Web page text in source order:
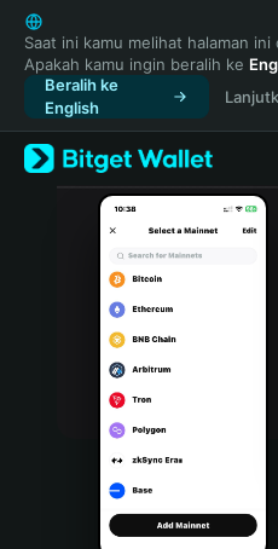
English
日本語
Tiếng Việt
Русский
Español (Latinoamérica)
Türkçe
Italiano
Português (Portugal)
Bahasa Indonesia
Português (Brasil)
Español (Argentina)
Saat ini kamu melihat halaman ini
Apakah kamu ingin beralih ke
Beralih ke
English